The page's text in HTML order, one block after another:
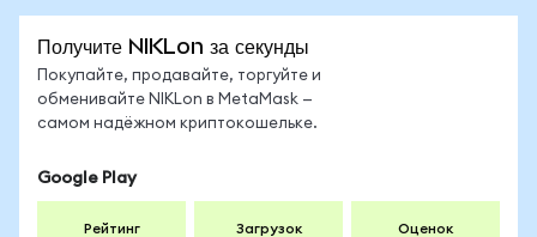
Получите NIKLon за секунды
Покупайте, продавайте, торгуйте и
обменивайте NIKLon в MetaMask —
самом надёжном криптокошельке.
Google Play
Рейтинг Загрузок Оценок